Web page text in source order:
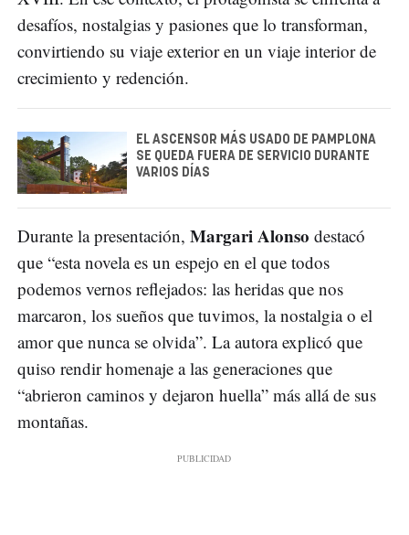
desafíos, nostalgias y pasiones que lo transforman,
convirtiendo su viaje exterior en un viaje interior de
crecimiento y redención.
EL ASCENSOR MÁS USADO DE PAMPLONA
SE QUEDA FUERA DE SERVICIO DURANTE
VARIOS DÍAS
Durante la presentación, Margari Alonso destacó
que “esta novela es un espejo en el que todos
podemos vernos reflejados: las heridas que nos
marcaron, los sueños que tuvimos, la nostalgia o el
amor que nunca se olvida”. La autora explicó que
quiso rendir homenaje a las generaciones que
“abrieron caminos y dejaron huella” más allá de sus
montañas.